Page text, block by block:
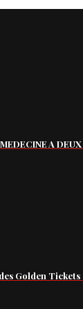
A
Golden